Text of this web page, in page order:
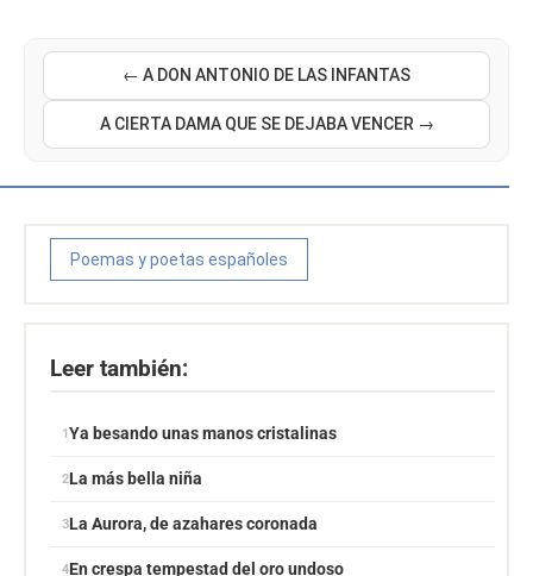
← A DON ANTONIO DE LAS INFANTAS
A CIERTA DAMA QUE SE DEJABA VENCER →
Poemas y poetas españoles
Leer también:
Ya besando unas manos cristalinas
La más bella niña
La Aurora, de azahares coronada
En crespa tempestad del oro undoso